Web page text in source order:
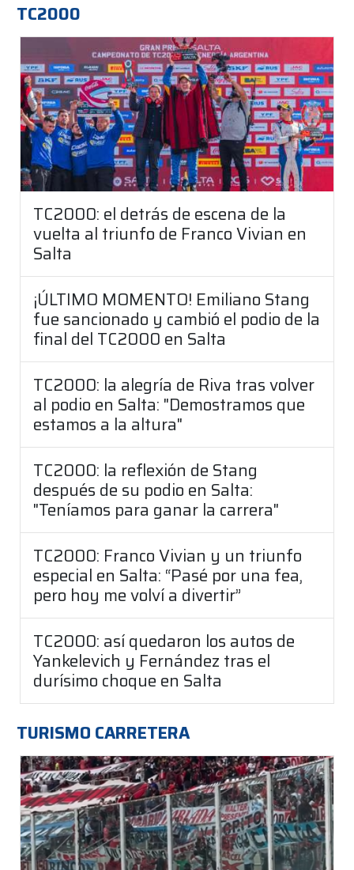
TC2000
TC2000: el detrás de escena de la
vuelta al triunfo de Franco Vivian en
Salta
¡ÚLTIMO MOMENTO! Emiliano Stang
fue sancionado y cambió el podio de la
final del TC2000 en Salta
TC2000: la alegría de Riva tras volver
al podio en Salta: "Demostramos que
estamos a la altura"
TC2000: la reflexión de Stang
después de su podio en Salta:
"Teníamos para ganar la carrera"
TC2000: Franco Vivian y un triunfo
especial en Salta: “Pasé por una fea,
pero hoy me volví a divertir”
TC2000: así quedaron los autos de
Yankelevich y Fernández tras el
durísimo choque en Salta
TURISMO CARRETERA